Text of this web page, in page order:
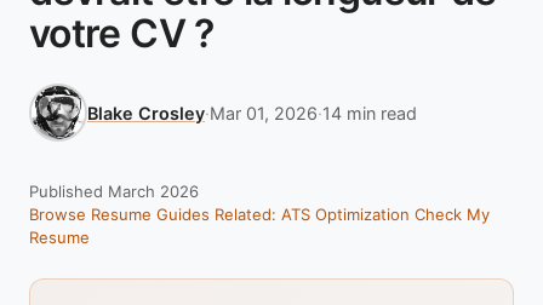
votre CV ?
Blake Crosley·Mar 01, 2026·14 min read
Published March 2026
Browse Resume Guides Related: ATS Optimization Check My
Resume